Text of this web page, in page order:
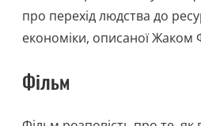
про перехід людства до
економіки, описаної Жаком
Фільм